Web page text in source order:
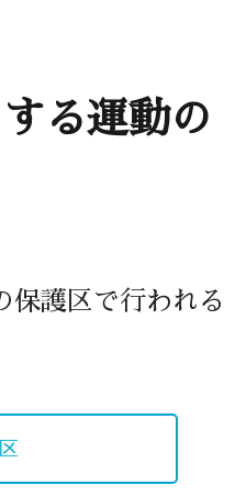
る運動の
保護区で行われる